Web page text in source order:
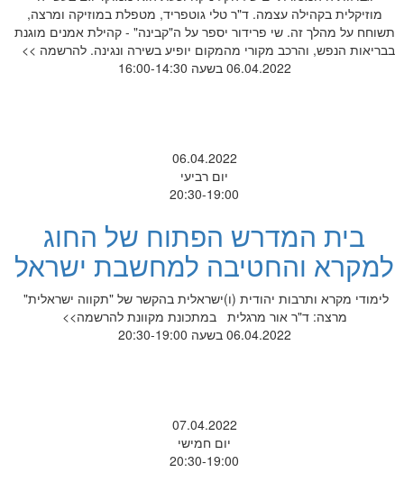
מוזיקלית בקהילה עצמה. ד"ר טלי גוטפריד, מטפלת במוזיקה ומרצה,
תשוחח על מהלך זה. שי פרידור יספר על ה"קבינה" - קהילת אמנים מוגנת
בבריאות הנפש, והרכב מקורי מהמקום יופיע בשירה ונגינה. להרשמה >>
06.04.2022 בשעה 16:00-14:30
06.04.2022
יום רביעי
20:30-19:00
בית המדרש הפתוח של החוג
למקרא והחטיבה למחשבת ישראל
לימודי מקרא ותרבות יהודית (ו)ישראלית בהקשר של "תקווה ישראלית"
מרצה: ד"ר אור מרגלית במתכונת מקוונת להרשמה>>
06.04.2022 בשעה 20:30-19:00
07.04.2022
יום חמישי
20:30-19:00